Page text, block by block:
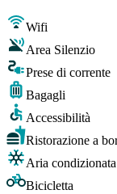
Wifi
Area Silenzio
Prese di corrente
Bagagli
Accessibilità
Ristorazione a
Aria condizionata
Bicicletta